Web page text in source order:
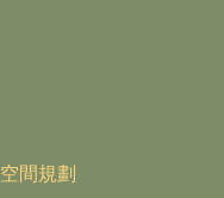
空間規劃